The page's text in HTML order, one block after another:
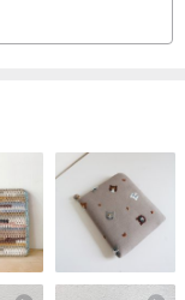
设备及屏幕设定差异，
谅。